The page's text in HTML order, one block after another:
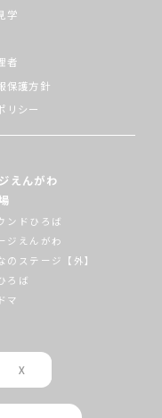
学
者
保護方針
リシー
えんがわ
ンドひろば
ジえんがわ
のステージ【外】
ろば
マ